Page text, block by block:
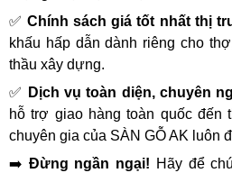
✅Chính sách giá tốt nhất thị
khấu hấp dẫn dành riêng cho
thầu xây dựng.
✅
Dịch vụ toàn diện, chuyên
hỗ trợ giao hàng toàn quốc đến
chuyên gia của SÀN GỖ AK luôn
➡️ Đừng ngần ngại! Hãy để